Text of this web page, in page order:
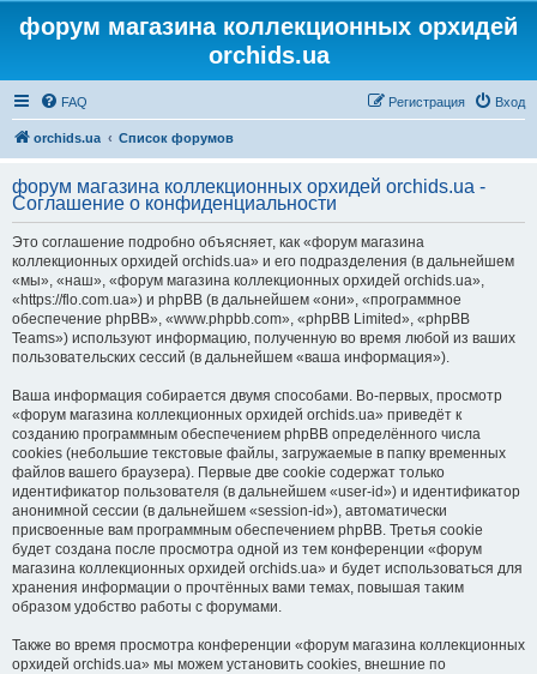
форум магазина коллекционных орхидей
orchids.ua
FAQ Вход
Регистрация
orchids.ua Список форумов
форум магазина коллекционных орхидей orchids.ua -
Соглашение о конфиденциальности
Это соглашение подробно объясняет, как «форум магазина
коллекционных орхидей orchids.ua» и его подразделения (в дальнейшем
«мы», «наш», «форум магазина коллекционных орхидей orchids.ua»,
«https://flo.com.ua») и phpBB (в дальнейшем «они», «программное
обеспечение phpBB», «www.phpbb.com», «phpBB Limited», «phpBB
Teams») используют информацию, полученную во время любой из ваших
пользовательских сессий (в дальнейшем «ваша информация»).
Ваша информация собирается двумя способами. Во-первых, просмотр
«форум магазина коллекционных орхидей orchids.ua» приведёт к
созданию программным обеспечением phpBB определённого числа
cookies (небольшие текстовые файлы, загружаемые в папку временных
файлов вашего браузера). Первые две cookie содержат только
идентификатор пользователя (в дальнейшем «user-id») и идентификатор
анонимной сессии (в дальнейшем «session-id»), автоматически
присвоенные вам программным обеспечением phpBB. Третья cookie
будет создана после просмотра одной из тем конференции «форум
магазина коллекционных орхидей orchids.ua» и будет использоваться для
хранения информации о прочтённых вами темах, повышая таким
образом удобство работы с форумами.
Также во время просмотра конференции «форум магазина коллекционных
орхидей orchids.ua» мы можем установить cookies, внешние по